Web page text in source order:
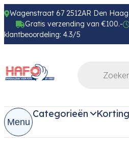
Wagenstraat 67 2512AR Den Haag
Gratis verzending van €100.-
klantbeoordeling: 4.3/5
Menu
Categorieën